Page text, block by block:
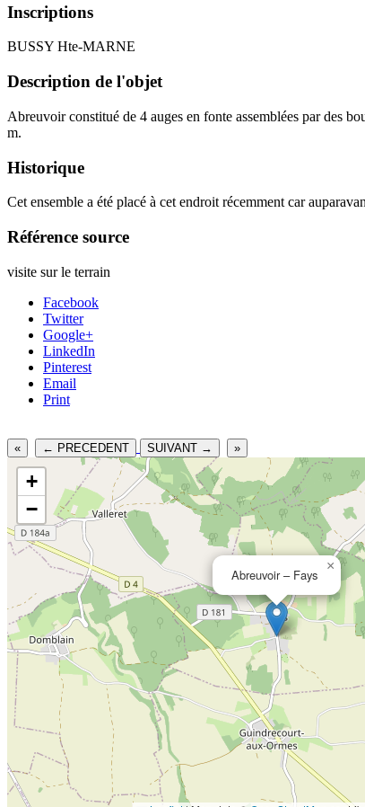
Inscriptions
BUSSY Hte-MARNE
Description de l'objet
Abreuvoir constitué de 4 auges en fonte assemblées par des
m.
Historique
Cet ensemble a été placé à cet endroit récemment car
Référence source
visite sur le terrain
Facebook
Twitter
Google+
LinkedIn
Pinterest
Email
Print
« ← PRECEDENT SUIVANT → »
Abreuvoir – Fays
×
+
−